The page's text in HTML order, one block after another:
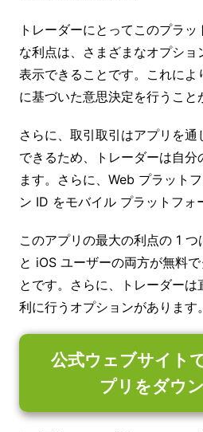
トレーダーにとってこのプラ
な利点は、さまざまなオプシ
表示できることです。これによ
に基づいた意思決定を行うこと
さらに、取引取引はアプリを
できるため、トレーダーは自分
ます。さらに、Web プラット
ン ID をモバイル プラットフォ
このアプリの最大の利点の 1
と iOS ユーザーの両方が無料
とです。さらに、トレーダー
利に行うオプションがあります。
公式ウェブサイト
プリをダウ